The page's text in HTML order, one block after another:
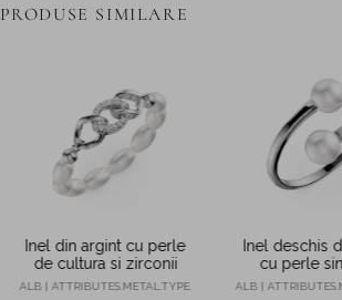
PRODUSE SIMILARE
Inel din argint cu perle
de cultura si zirconii
ALB | ATTRIBUTES.METAL.TYPE.
Inel deschis
cu perle
ALB |